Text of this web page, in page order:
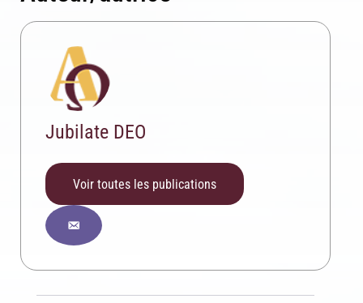
Jubilate DEO
Voir toutes les publications
Inscription News Letter
Si vous souhaitez recevoir nos dernières actualités,
veuillez indiquer ci-dessous votre adresse mail.
S'inscrire